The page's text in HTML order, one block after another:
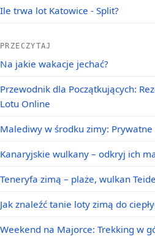
Ile trwa lot Katowice - Split?
PRZECZYTAJ
Na jakie wakacje jechać?
Przewodnik dla Początkujących:
Lotu Online
Malediwy w środku zimy:
Kanaryjskie wulkany – odkryj ich
Teneryfa zimą – plaże, wulkan
Jak znaleźć tanie loty zimą do
Weekend na Majorce: Trekking w